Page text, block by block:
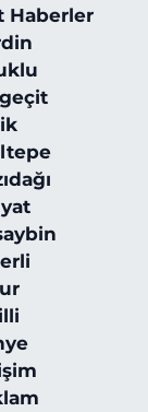
Haberler